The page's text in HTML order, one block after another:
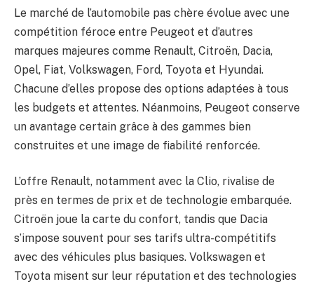
Le marché de l’automobile pas chère évolue avec une
compétition féroce entre Peugeot et d’autres
marques majeures comme Renault, Citroën, Dacia,
Opel, Fiat, Volkswagen, Ford, Toyota et Hyundai.
Chacune d’elles propose des options adaptées à tous
les budgets et attentes. Néanmoins, Peugeot conserve
un avantage certain grâce à des gammes bien
construites et une image de fiabilité renforcée.
L’offre Renault, notamment avec la Clio, rivalise de
près en termes de prix et de technologie embarquée.
Citroën joue la carte du confort, tandis que Dacia
s’impose souvent pour ses tarifs ultra-compétitifs
avec des véhicules plus basiques. Volkswagen et
Toyota misent sur leur réputation et des technologies